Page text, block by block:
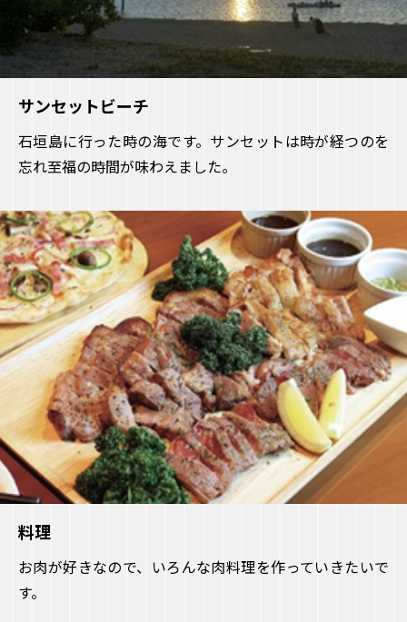
サンセットビーチ
石垣島に行った時の海です。サンセットは時が経つのを
忘れ至福の時間が味わえました。
料理
お肉が好きなので、いろんな肉料理を作っていきたいで
す。